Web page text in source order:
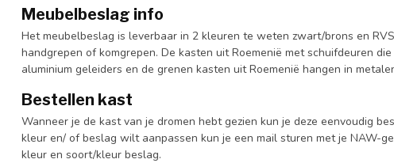
Meubelbeslag info
Het meubelbeslag is leverbaar in 2 kleuren te weten zwart/brons en
handgrepen of komgrepen. De kasten uit Roemenië met schuifdeuren
aluminium geleiders en de grenen kasten uit Roemenië hangen in
Bestellen kast
Wanneer je de kast van je dromen hebt gezien kun je deze eenvoudig
kleur en/ of beslag wilt aanpassen kun je een mail sturen met je NAW-
kleur en soort/kleur beslag.